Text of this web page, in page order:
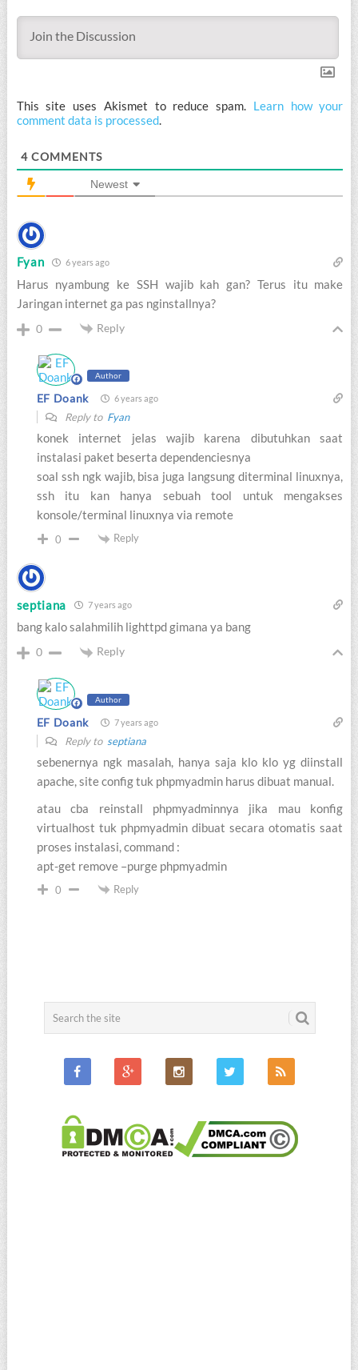
This site uses Akismet to reduce spam. Learn how your
comment data is processed.
4COMMENTS
Newest
Fyan 6 years ago
Harus nyambung ke SSH wajib kah gan? Terus itu make
Jaringan internet ga pas nginstallnya?
0 Reply
Author
EF Doank 6 years ago
Reply to Fyan
konek internet jelas wajib karena dibutuhkan saat
instalasi paket beserta dependenciesnya
soal ssh ngk wajib, bisa juga langsung diterminal linuxnya,
ssh itu kan hanya sebuah tool untuk mengakses
konsole/terminal linuxnya via remote
0 Reply
septiana 7 years ago
bang kalo salahmilih lighttpd gimana ya bang
0 Reply
Author
EF Doank 7 years ago
Reply to septiana
sebenernya ngk masalah, hanya saja klo klo yg diinstall
apache, site config tuk phpmyadmin harus dibuat manual.
atau cba reinstall phpmyadminnya jika mau konfig
virtualhost tuk phpmyadmin dibuat secara otomatis saat
proses instalasi, command :
apt-get remove –purge phpmyadmin
0 Reply